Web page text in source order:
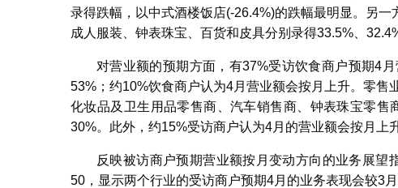
录得跌幅，以中式酒楼饭店(-26.4%)的跌幅最明显。另
成人服装、钟表珠宝、百货和皮具分别录得33.5%、
对营业额的预期方面，有37%受访饮食商户预期4
53%；约10%饮食商户认为4月营业额会按月上升。零售
化妆品及卫生用品零售商、汽车销售商、钟表珠宝零售
30%。此外，约15%受访商户认为4月的营业额会按月上升
反映被访商户预期营业额按月变动方向的业务展望
50，显示两个行业的受访商户预期4月的业务表现会较3月